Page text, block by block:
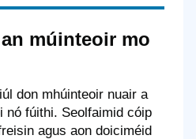
múinteoir mo
don mhúinteoir nuair a
nó fúithi. Seolfaimid cóip
agus aon doiciméid